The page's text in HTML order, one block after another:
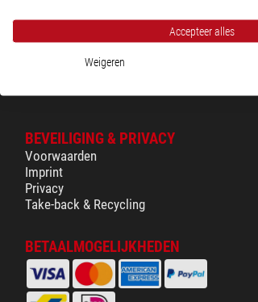
BEVEILIGING & PRIVACY
Voorwaarden
Imprint
Privacy
Take-back & Recycling
BETAALMOGELIJKHEDEN
Accepteer alles
Weigeren